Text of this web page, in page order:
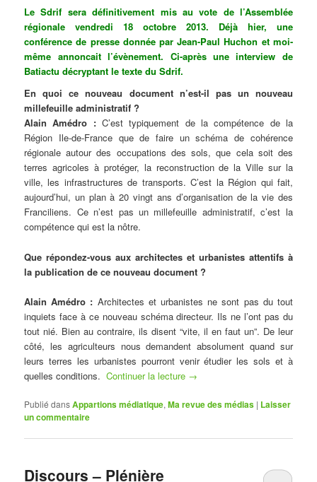
Le Sdrif sera définitivement mis au vote de l’Assemblée
régionale vendredi 18 octobre 2013. Déjà hier, une
conférence de presse donnée par Jean-Paul Huchon et moi-
même annoncait l’évènement. Ci-après une interview de
Batiactu décryptant le texte du Sdrif.
En quoi ce nouveau document n’est-il pas un nouveau
millefeuille administratif ?
Alain Amédro :C’est typiquement de la compétence de la
Région Ile-de-France que de faire un schéma de cohérence
régionale autour des occupations des sols, que cela soit des
terres agricoles à protéger, la reconstruction de la Ville sur la
ville, les infrastructures de transports. C’est la Région qui fait,
aujourd’hui, un plan à 20 vingt ans d’organisation de la vie des
Franciliens. Ce n’est pas un millefeuille administratif, c’est la
compétence qui est la nôtre.
Que répondez-vous aux architectes et urbanistes attentifs à
la publication de ce nouveau document ?
Alain Amédro : Architectes et urbanistes ne sont pas du tout
inquiets face à ce nouveau schéma directeur. Ils ne l’ont pas du
tout nié. Bien au contraire, ils disent “vite, il en faut un”. De leur
côté, les agriculteurs nous demandent absolument quand sur
leurs terres les urbanistes pourront venir étudier les sols et à
quelles conditions.Continuer la lecture →
Publié dansAppartions médiatique,Ma revue des médias | Laisser
un commentaire
Discours – Plénière